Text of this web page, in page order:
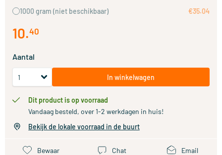
1000 gram (niet beschikbaar) €35.04
10.40
Aantal
In winkelwagen
Dit product is op voorraad
Vandaag besteld, over 1-2 werkdagen in huis!
Bekijk de lokale voorraad in de buurt
Bewaar Chat Email